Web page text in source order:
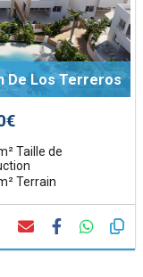
→
De Los Terreros
Taille de
Terrain